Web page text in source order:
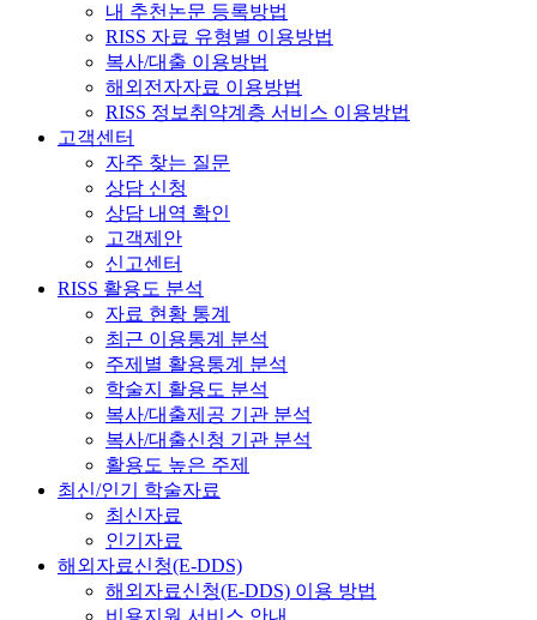
내 추천논문 등록방법
RISS 자료 유형별 이용방법
복사/대출 이용방법
해외전자자료 이용방법
RISS 정보취약계층 서비스 이용방법
고객센터
자주 찾는 질문
상담 신청
상담 내역 확인
고객제안
신고센터
RISS 활용도 분석
자료 현황 통계
최근 이용통계 분석
주제별 활용통계 분석
학술지 활용도 분석
복사/대출제공 기관 분석
복사/대출신청 기관 분석
활용도 높은 주제
최신/인기 학술자료
최신자료
인기자료
해외자료신청(E-DDS)
해외자료신청(E-DDS) 이용 방법